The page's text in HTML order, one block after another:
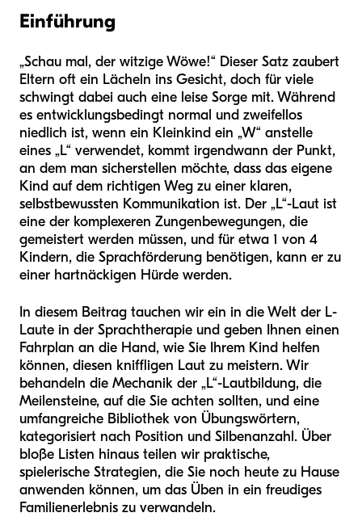
Einführung
„Schau mal, der witzige Wöwe!“ Dieser Satz zaubert
Eltern oft ein Lächeln ins Gesicht, doch für viele
schwingt dabei auch eine leise Sorge mit. Während
es entwicklungsbedingt normal und zweifellos
niedlich ist, wenn ein Kleinkind ein „W“ anstelle
eines „L“ verwendet, kommt irgendwann der Punkt,
an dem man sicherstellen möchte, dass das eigene
Kind auf dem richtigen Weg zu einer klaren,
selbstbewussten Kommunikation ist. Der „L“-Laut ist
eine der komplexeren Zungenbewegungen, die
gemeistert werden müssen, und für etwa 1 von 4
Kindern, die Sprachförderung benötigen, kann er zu
einer hartnäckigen Hürde werden.
In diesem Beitrag tauchen wir ein in die Welt der L-
Laute in der Sprachtherapie und geben Ihnen einen
Fahrplan an die Hand, wie Sie Ihrem Kind helfen
können, diesen kniffligen Laut zu meistern. Wir
behandeln die Mechanik der „L“-Lautbildung, die
Meilensteine, auf die Sie achten sollten, und eine
umfangreiche Bibliothek von Übungswörtern,
kategorisiert nach Position und Silbenanzahl. Über
bloße Listen hinaus teilen wir praktische,
spielerische Strategien, die Sie noch heute zu Hause
anwenden können, um das Üben in ein freudiges
Familienerlebnis zu verwandeln.